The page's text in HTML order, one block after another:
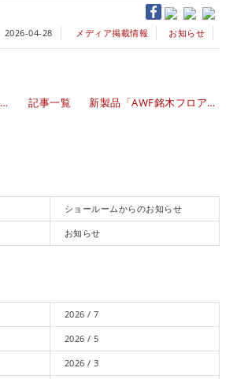
2026-04-28 メディア掲載情報 お知らせ
メディア掲載情報/CBCラジオ出演 記事一覧 新製品「AWF銘木フロアーラスティック MEGURI」2026年4月21日受注開始
ショールームからのお知らせ
お知らせ
2026 / 7
2026 / 5
2026 / 3